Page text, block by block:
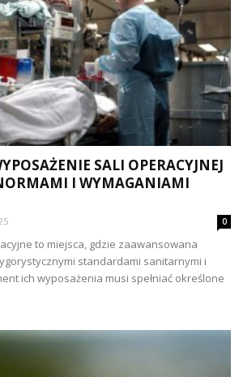
SALI OPERACYJNEJ
I WYMAGANIAMI
0
to miejsca, gdzie zaawansowana
standardami sanitarnymi i
ich wyposażenia musi spełniać określone